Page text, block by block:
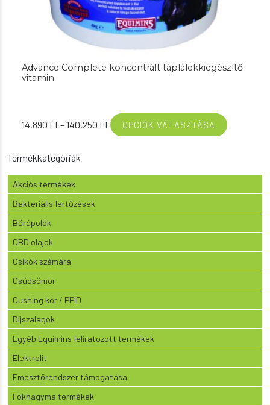
Advance Complete koncentrált táplálékkiegészítő
vitamin
14.890 Ft –140.250 Ft Ártartomány:
14.890 Ft
OPCIÓK VÁLASZTÁSA
Termékkategóriák
Akciós termékek
Bakteriális fertőzések
Bőrápolók
CBD olajok
Csikók számára
Csüdsömör
Cushing kór / PPID
Díjszalagok
Egyéb Equimins feliratozott termékek
Elektrolit
Emésztőrendszer támogatása
Fokhagyma termékek